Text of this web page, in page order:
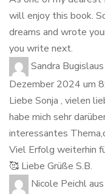
will enjoy this book.
dreams and wrote
you write next.
Sandra Bugislaus
Dezember 2024 um
Liebe Sonja , vielen
habe mich sehr
interessantes
Viel Erfolg weiterhin
🥰 Liebe Grüße S.B.
Nicole Peichlaus